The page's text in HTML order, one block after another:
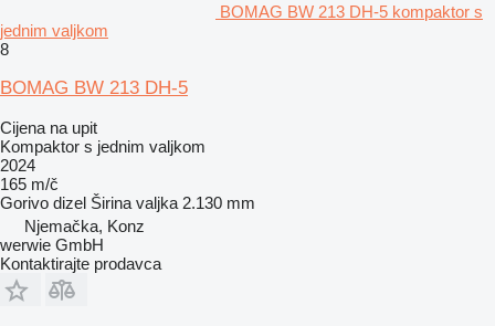
BOMAG BW 213 DH-5 kompaktor s
jednim valjkom
8
BOMAG BW 213 DH-5
Cijena na upit
Kompaktor s jednim valjkom
2024
165 m/č
Gorivo dizel Širina valjka 2.130 mm
Njemačka, Konz
werwie GmbH
Kontaktirajte prodavca